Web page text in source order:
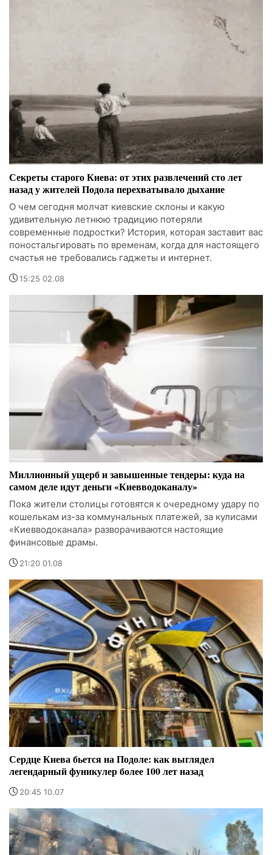
Секреты старого Киева: от этих развлечений сто лет
назад у жителей Подола перехватывало дыхание
О чем сегодня молчат киевские склоны и какую
удивительную летнюю традицию потеряли
современные подростки? История, которая заставит вас
поностальгировать по временам, когда для настоящего
счастья не требовались гаджеты и интернет.
15:25 02.08
Миллионный ущерб и завышенные тендеры: куда на
самом деле идут деньги «Киевводоканалу»
Пока жители столицы готовятся к очередному удару по
кошелькам из-за коммунальных платежей, за кулисами
«Киевводоканала» разворачиваются настоящие
финансовые драмы.
21:20 01.08
Сердце Киева бьется на Подоле: как выглядел
легендарный фуникулер более 100 лет назад
20:45 10.07